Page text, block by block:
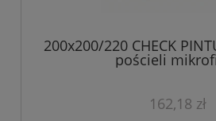
200x200/220 CHECK
pościeli
162,18 zł